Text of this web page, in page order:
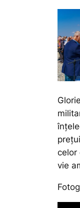
celor
vie